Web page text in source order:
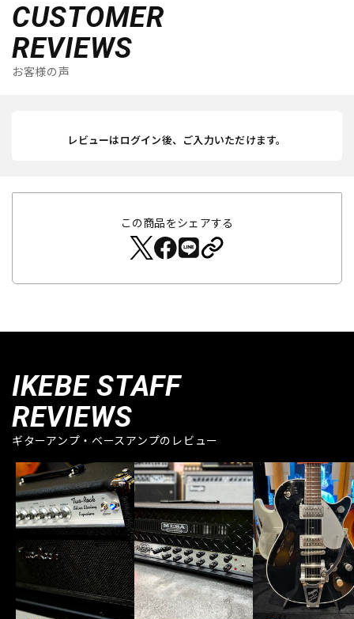
CUSTOMER
REVIEWS
お客様の声
レビューはログイン後、ご入力いただけます。
この商品をシェアする
IKEBE STAFF
REVIEWS
ギターアンプ・ベースアンプのレビュー